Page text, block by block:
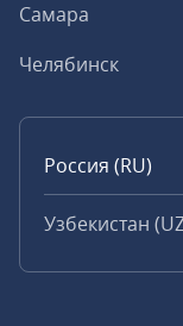
Самара
Челябинск
Россия (RU)
Узбекистан